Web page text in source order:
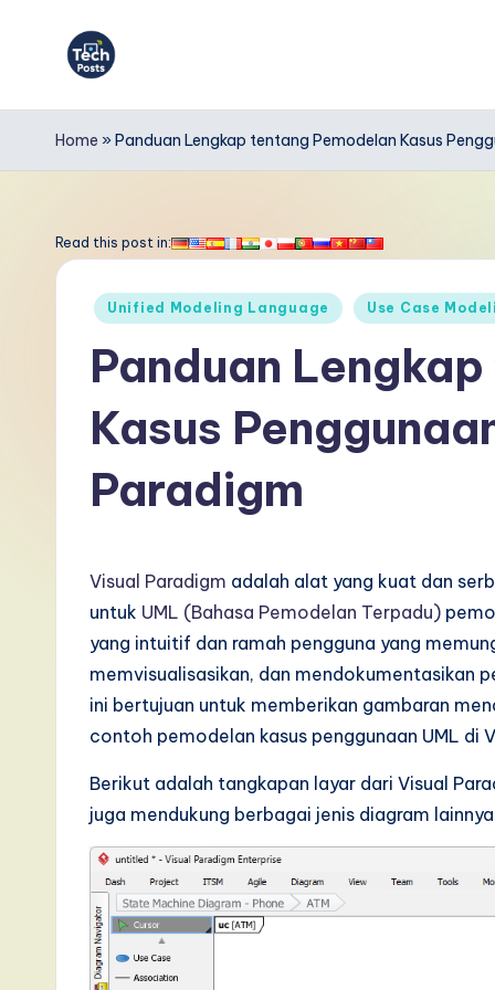
T
e
h
si
Home » Panduan Lengkap tentang Pemodelan Kasus
Read this post in:
Posted
Unified Modeling Language Use Case
Panduan
Kasus
Paradigm
Visual Paradigm adalah alat yang kuat dan
untuk UML (Bahasa Pemodelan Terpadu)
yang intuitif dan ramah pengguna yang
memvisualisasikan, dan mendokumentasikan
ini bertujuan untuk memberikan gambaran
contoh pemodelan kasus penggunaan UML di
Berikut adalah tangkapan layar dari Visual
juga mendukung berbagai jenis diagram